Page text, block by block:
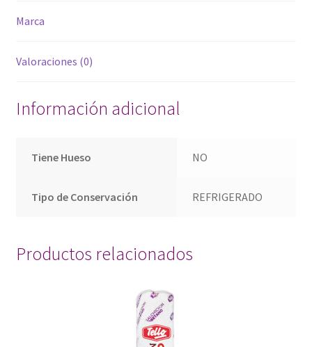
Marca
Valoraciones (0)
Información adicional
Tiene Hueso NO
Tipo de Conservación REFRIGERADO
Productos relacionados